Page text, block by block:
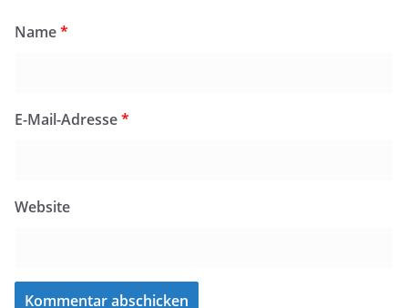
Name*
E-Mail-Adresse*
Website